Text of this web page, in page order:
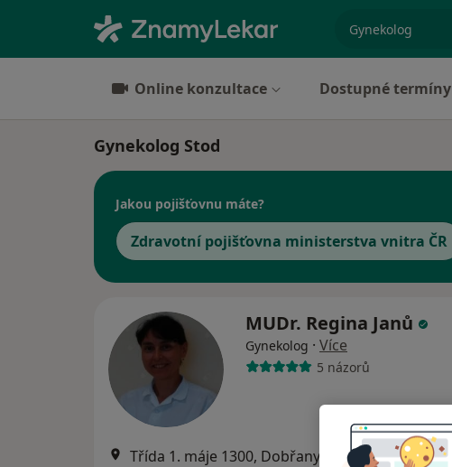
Online konzultace Dostupné termíny
Gynekolog Stod
Jakou pojišťovnu máte?
Zdravotní pojišťovna ministerstva vnitra ČR
MUDr. Regina Janů
Gynekolog · Více
5 názorů
Třída 1. máje 1300, Dobřany Mapa